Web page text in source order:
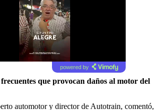
powered by
que provocan daños al motor del
automotor y director de Autotrain, comentó,